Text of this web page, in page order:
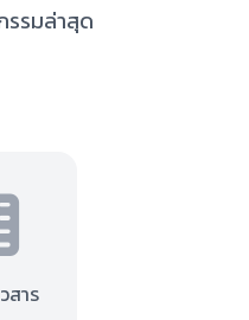
รรมล่าสุด
สาร